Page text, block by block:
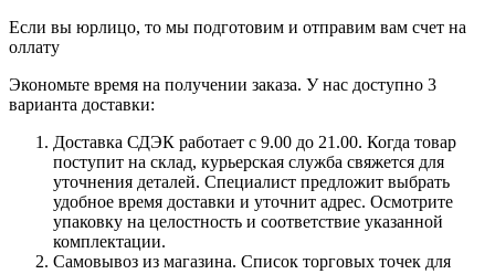
Если вы юрлицо, то мы подготовим и отправим вам счет на
оллату
Экономьте время на получении заказа. У нас доступно 3
варианта доставки:
Доставка СДЭК работает с 9.00 до 21.00. Когда товар
поступит на склад, курьерская служба свяжется для
уточнения деталей. Специалист предложит выбрать
удобное время доставки и уточнит адрес. Осмотрите
упаковку на целостность и соответствие указанной
комплектации.
Самовывоз из магазина. Список торговых точек для